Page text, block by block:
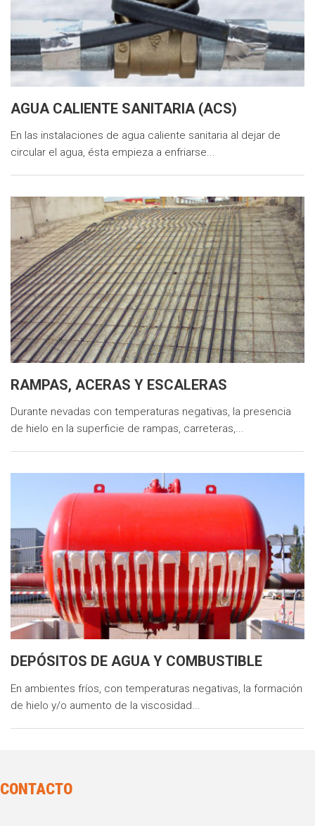
AGUA CALIENTE SANITARIA (ACS)
En las instalaciones de agua caliente sanitaria al dejar de
circular el agua, ésta empieza a enfriarse...
RAMPAS, ACERAS Y ESCALERAS
Durante nevadas con temperaturas negativas, la presencia
de hielo en la superficie de rampas, carreteras,...
DEPÓSITOS DE AGUA Y COMBUSTIBLE
En ambientes fríos, con temperaturas negativas, la formación
de hielo y/o aumento de la viscosidad...
CONTACTO